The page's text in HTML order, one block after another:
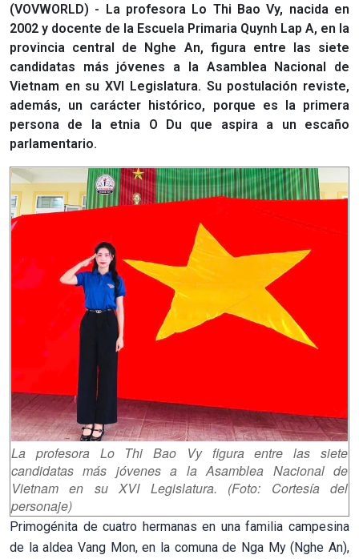
(VOVWORLD) - La profesora Lo Thi Bao Vy, nacida en
2002 y docente de la Escuela Primaria Quynh Lap A, en la
provincia central de Nghe An, figura entre las siete
candidatas más jóvenes a la Asamblea Nacional de
Vietnam en su XVI Legislatura. Su postulación reviste,
además, un carácter histórico, porque es la primera
persona de la etnia O Du que aspira a un escaño
parlamentario.
La profesora Lo Thi Bao Vy figura entre las siete
candidatas más jóvenes a la Asamblea Nacional de
Vietnam en su XVI Legislatura. (Foto: Cortesía del
personaje)
Primogénita de cuatro hermanas en una familia campesina
de la aldea Vang Mon, en la comuna de Nga My (Nghe An),